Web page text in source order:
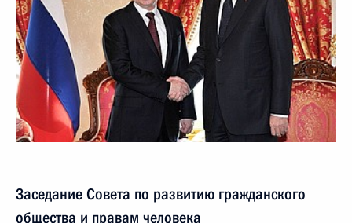
Заседание Совета по развитию гражданского
общества и правам человека